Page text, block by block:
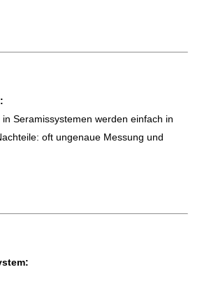
Seramissystemen werden einfach in
oft ungenaue Messung und